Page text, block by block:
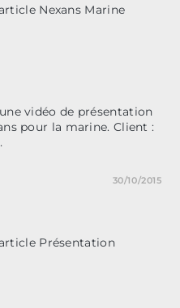
vidéo de présentation
pour la marine. Client :
30/10/2015